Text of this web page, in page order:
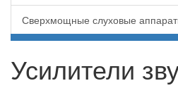
Сверхмощные слуховые
Уход и обслуживание
Усилители